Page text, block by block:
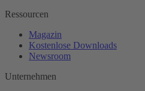
Ressourcen
Magazin
Kostenlose Downloads
Newsroom
Unternehmen